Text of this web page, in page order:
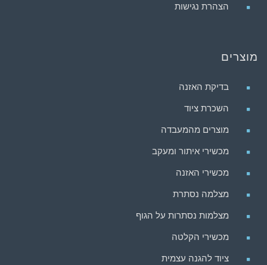
הצהרת נגישות
מוצרים
בדיקת האזנה
השכרת ציוד
מוצרים מהמעבדה
מכשירי איתור ומעקב
מכשירי האזנה
מצלמה נסתרת
מצלמות נסתרות על הגוף
מכשירי הקלטה
ציוד להגנה עצמית